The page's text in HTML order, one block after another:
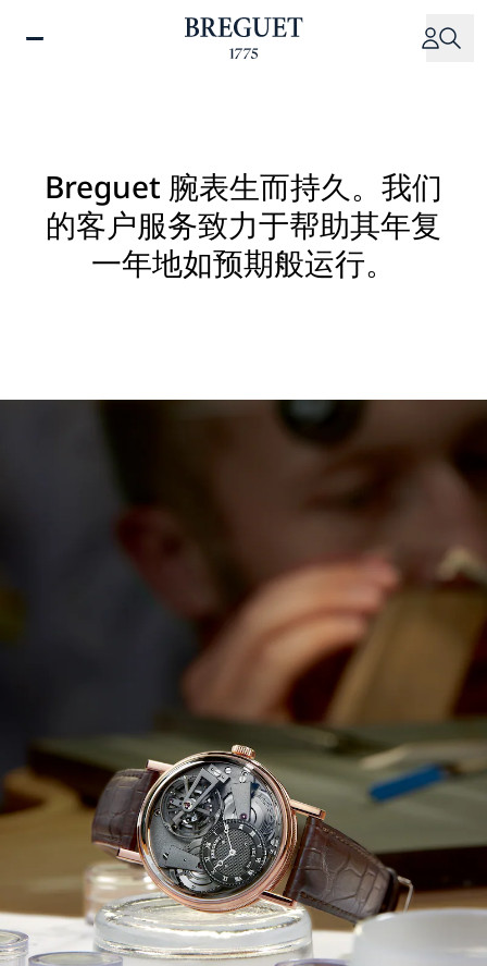
Breguet 腕表生而持久。我们
的客户服务致力于帮助其年复
一年地如预期般运行。